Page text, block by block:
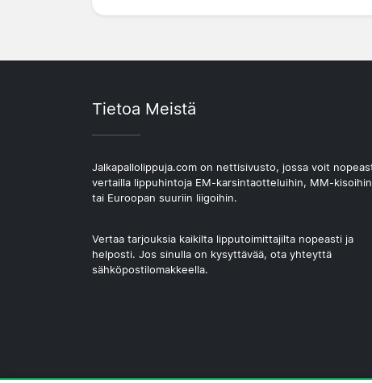
Tietoa Meistä
Jalkapallolippuja.com on nettisivusto, jossa voit
vertailla lippuhintoja EM-karsintaotteluihin, MM-kisoihin
tai Euroopan suuriin liigoihin.
Vertaa tarjouksia kaikilta lipputoimittajilta nopeasti ja
helposti. Jos sinulla on kysyttävää, ota yhteyttä
sähköpostilomakkeella.